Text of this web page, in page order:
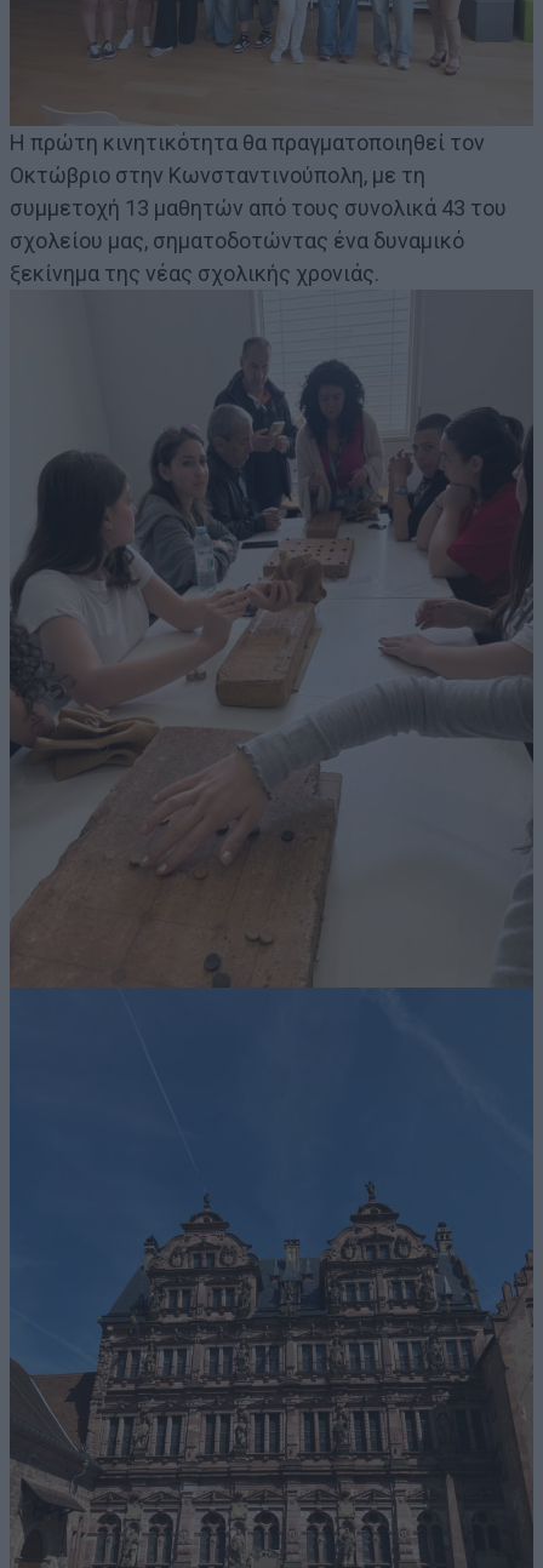
Η πρώτη κινητικότητα θα πραγματοποιηθεί τον
Οκτώβριο στην Κωνσταντινούπολη, με τη
συμμετοχή 13 μαθητών από τους συνολικά 43 του
σχολείου μας, σηματοδοτώντας ένα δυναμικό
ξεκίνημα της νέας σχολικής χρονιάς.